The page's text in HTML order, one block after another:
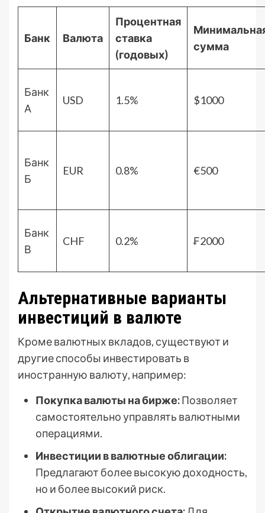
Банк Валюта
Процентная
ставка
(годовых)
сумма
Банк
А
USD 1.5% $1000
Банк
Б
EUR 0.8% €500
Банк
В
CHF 0.2% ₣2000
Альтернативные варианты
инвестиций в валюте
Кроме валютных вкладов, существуют и
другие способы инвестировать в
иностранную валюту, например:
Покупка валюты на бирже:Позволяет
самостоятельно управлять валютными
операциями.
Инвестиции в валютные облигации:
Предлагают более высокую доходность,
но и более высокий риск.